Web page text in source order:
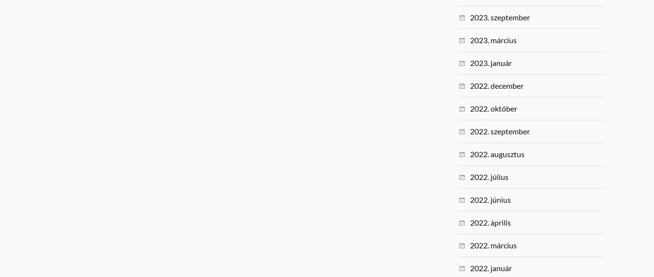
2023. szeptember
2023. március
2023. január
2022. december
2022. október
2022. szeptember
2022. augusztus
2022. július
2022. június
2022. április
2022. március
2022. január